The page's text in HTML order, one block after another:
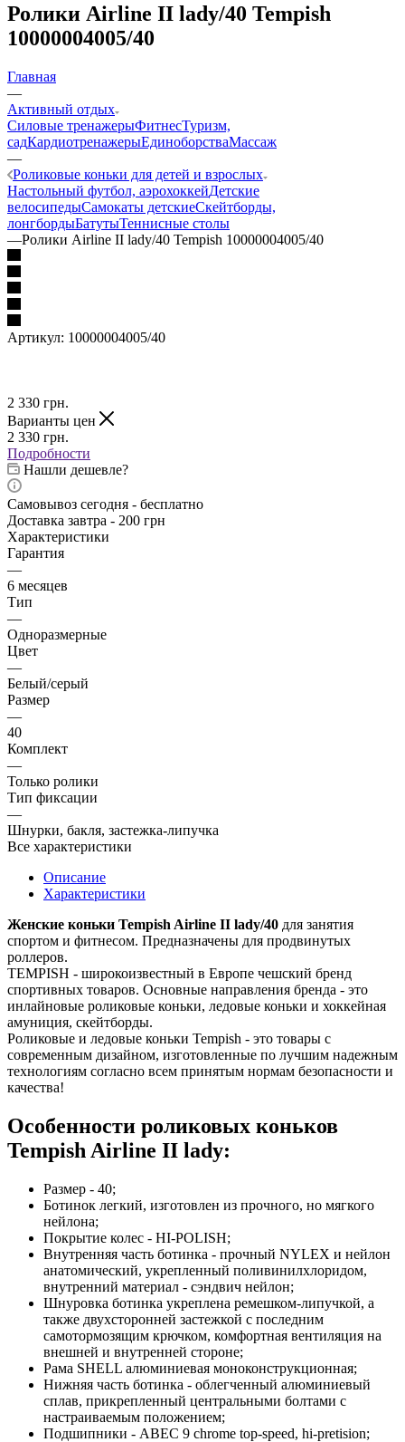
Ролики Airline II lady/40 Tempish
10000004005/40
Главная
—
Активный отдых
Силовые тренажерыФитнесТуризм,
садКардиотренажерыЕдиноборстваМассаж
—
Роликовые коньки для детей и взрослых
Настольный футбол, аэрохоккейДетские
велосипедыСамокаты детскиеСкейтборды,
лонгбордыБатутыТеннисные столы
—Ролики Airline II lady/40 Tempish 10000004005/40
Артикул: 10000004005/40
2 330 грн.
Варианты цен
2 330 грн.
Подробности
Нашли дешевле?
Самовывоз сегодня - бесплатно
Доставка завтра - 200 грн
Характеристики
Гарантия
—
6 месяцев
Тип
—
Одноразмерные
Цвет
—
Белый/серый
Размер
—
40
Комплект
—
Только ролики
Тип фиксации
—
Шнурки, бакля, застежка-липучка
Все характеристики
Описание
Характеристики
Женские коньки Tempish Airline II lady/40 для занятия
спортом и фитнесом. Предназначены для продвинутых
роллеров.
TEMPISH - широкоизвестный в Европе чешский бренд
спортивных товаров. Основные направления бренда - это
инлайновые роликовые коньки, ледовые коньки и хоккейная
амуниция, скейтборды.
Роликовые и ледовые коньки Tempish - это товары с
современным дизайном, изготовленные по лучшим надежным
технологиям согласно всем принятым нормам безопасности и
качества!
Особенности роликовых коньков
Tempish Airline II lady:
Размер - 40;
Ботинок легкий, изготовлен из прочного, но мягкого
нейлона;
Покрытие колес - HI-POLISH;
Внутренняя часть ботинка - прочный NYLEX и нейлон
анатомический, укрепленный поливинилхлоридом,
внутренний материал - сэндвич нейлон;
Шнуровка ботинка укреплена ремешком-липучкой, а
также двухсторонней застежкой с последним
самотормозящим крючком, комфортная вентиляция на
внешней и внутренней стороне;
Рама SHELL алюминиевая моноконструкционная;
Нижняя часть ботинка - облегченный алюминиевый
сплав, прикрепленный центральными болтами с
настраиваемым положением;
Подшипники - ABEC 9 chrome top-speed, hi-pretision;